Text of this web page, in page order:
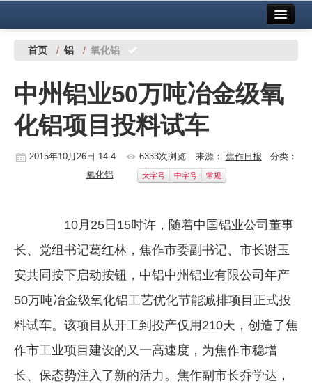
中国有色金属报社主办 广告服务
铜镍铅锌
铝
稀有稀土
镁钛
地矿 建设
党建工作
企业文化
《资源再生》杂志
首页 / 铝 / 氧化铝
中州铝业50万吨冶金级氧
化铝项目投料试车
2015年10月26日 14:4 6333次浏览 来源： 焦作日报 分类：
氧化铝
大字号 中字号 常规
10月25日15时许，随着中国铝业公司董事
长、党组书记葛红林，焦作市委副书记、市长谢玉
安共同按下启动按钮，中铝中州铝业有限公司年产
50万吨冶金级氧化铝工艺优化节能减排项目正式投
料试车。该项目从开工到投产仅用210天，创造了焦
作市工业项目建设的又一高速度，为焦作市稳增
长、保态势注入了新的活力。焦作副市长乔学达，